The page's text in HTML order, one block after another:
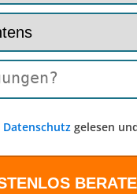
Datenschutzgelesen